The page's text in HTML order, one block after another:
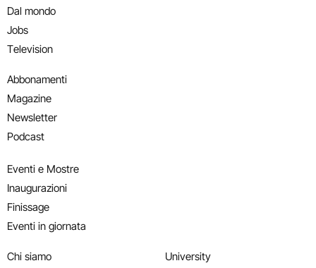
Dal mondo
Jobs
Television
Abbonamenti
Magazine
Newsletter
Podcast
Eventi e Mostre
Inaugurazioni
Finissage
Eventi in giornata
Chi siamo
University